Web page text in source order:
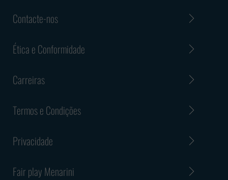
Contacte-nos
Ética e Conformidade
Carreiras
Termos e Condições
Privacidade
Fair play Menarini